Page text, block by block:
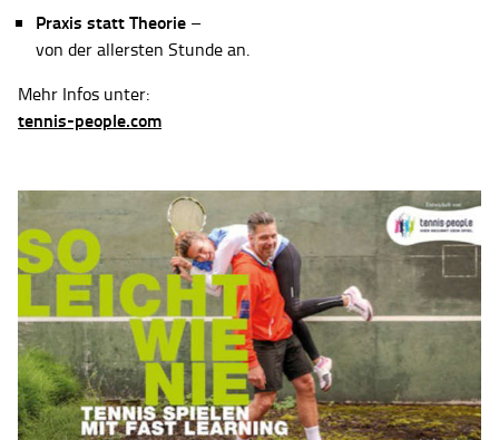
Praxis statt Theorie –
von der allersten Stunde an.
Mehr Infos unter:
tennis-people.com